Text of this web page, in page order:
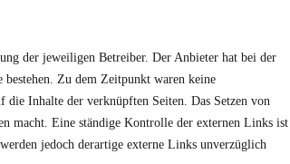
der jeweiligen Betreiber. Der Anbieter hat bei der
Zu dem Zeitpunkt waren keine
Inhalte der verknüpften Seiten. Das Setzen von
macht. Eine ständige Kontrolle der externen Links ist
jedoch derartige externe Links unverzüglich